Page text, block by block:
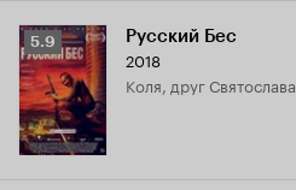
Рейтинг
Кинопоиска
5.9
5.9 Русский Бес
2018
Коля, друг Святослава